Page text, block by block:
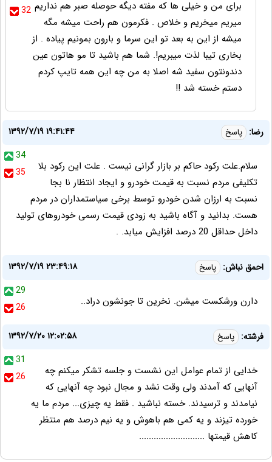
32 برای من و خیلی ها که مفته دیگه حوصله صبر هم نداریم
میریم میخریم و خلاص . فکرمون هم راحت میشه مگه
میشه از این به بعد تو این سرما و بارون بمونیم پیاده . از
بخاری تیبا لذت میبریم!. شما هم باشید تا مو هاتون عین
دندونتون سفید شه اصلا به من چه این همه تایپ کردم
دستم خسته شد !!
رضا: پاسخ
۱۳۹۲/۷/۱۹ ۱۹:۴۱:۴۴
34
35
سلام.علت رکود حاکم بر بازار گرانی نیست . علت این رکود بلا
تکلیفی مردم نسبت به قیمت خودرو و ایجاد انتظار نا بجا
نسبت به ارزان شدن خودرو توسط برخی سیاستمداران در مردم
هست. بدانید و آگاه باشید به زودی قیمت رسمی خودروهای تولید
داخل حداقل 20 درصد افزایش میابد. .
احمق نباش: پاسخ
۱۳۹۲/۷/۱۹ ۲۳:۴۹:۱۸
29
26
دارن ورشکست میشن. نخرین تا جونشون دراد..
فرشته: پاسخ
۱۳۹۲/۷/۲۰ ۱۲:۰۲:۵۸
31
26
خدایی از تمام عوامل این نشست و جلسه تشکر میکنم چه
آنهایی که آمدند ولی وقت نشد و مجال نبود چه آنهایی که
نیامدند و ترسیدند. خسته نباشید . فقط یه چیزی... مردم ما یه
خورده تیزند و یه کمی هم باهوش و یه نیم درصد هم منتظر
کاهش قیمتها ...........................